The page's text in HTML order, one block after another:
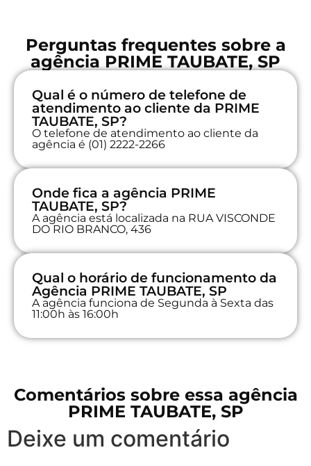
Perguntas frequentes sobre a
agência PRIME TAUBATE, SP
Qual é o número de telefone de
atendimento ao cliente da PRIME
TAUBATE, SP?
O telefone de atendimento ao cliente da
agência é (01) 2222-2266
Onde fica a agência PRIME
TAUBATE, SP?
A agência está localizada na RUA VISCONDE
DO RIO BRANCO, 436
Qual o horário de funcionamento da
Agência PRIME TAUBATE, SP
A agência funciona de Segunda à Sexta das
11:00h às 16:00h
Comentários sobre essa agência
PRIME TAUBATE, SP
Deixe um comentário